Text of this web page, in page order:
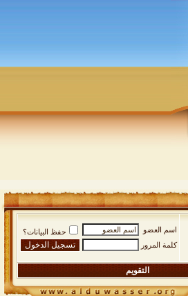
اسم العضو
حفظ البيانات؟
كلمة المرور
التقويم